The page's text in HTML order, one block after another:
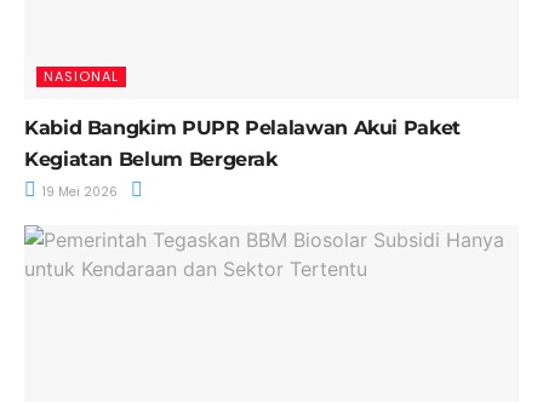
NASIONAL
Kabid Bangkim PUPR Pelalawan Akui Paket
Kegiatan Belum Bergerak
19 Mei 2026